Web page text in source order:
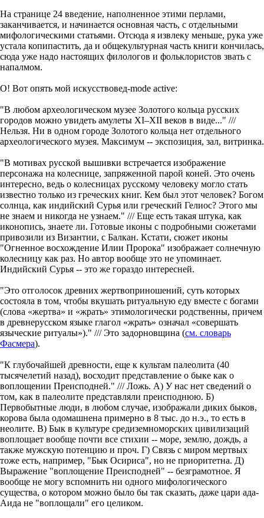
На странице 24 введение, наполненное этими перлами,
заканчивается, и начинается основная часть, с отдельными
мифологическими статьями. Отсюда я извлеку меньше, рука уже
устала копипастить, да и общекультурная часть книги кончилась,
сюда уже надо настоящих филологов и фольклористов звать с
напалмом.
О! Вот опять мой искусствовед-mode active:
"В любом археологическом музее Золотого кольца русских
городов можно увидеть амулеты XI–XII веков в виде..." ///
Нельзя. Ни в одном городе Золотого кольца нет отдельного
археологического музея. Максимум -- экспозиция, зал, витринка.
"В мотивах русской вышивки встречается изображение
персонажа на колеснице, запряженной парой коней. Это очень
интересно, ведь о колесницах русскому человеку могло стать
известно только из греческих книг. Кем был этот человек? Богом
солнца, как индийский Сурья или греческий Гелиос? Этого мы
не знаем и никогда не узнаем." /// Еще есть такая штука, как
иконопись, знаете ли. Готовые иконы с подробными сюжетами
привозили из Византии, с Балкан. Кстати, сюжет иконы
"Огненное восхождение Илии Пророка" изображает солнечную
колесницу как раз. Но автор вообще это не упоминает.
Индийский Сурья -- это же гораздо интересней.
"Это отголосок древних жертвоприношений, суть которых
состояла в том, чтобы вкушать ритуальную еду вместе с богами
(слова «жертва» и «жрать» этимологически родственны, причем
в древнерусском языке глагол «жрать» означал «совершать
языческие ритуалы»)." /// Это задорновщина (см. словарь
Фасмера).
"К глубочайшей древности, еще к культам палеолита (40
тысячелетий назад), восходит представление о быке как о
воплощении Преисподней." /// Ложь. А) У нас нет сведений о
том, как в палеолите представляли преисподнюю. Б)
Первобытные люди, в любом случае, изображали диких быков,
корова была одомашнена примерно в 8 тыс. до н.э., то есть в
неолите. В) Бык в культуре средиземноморских цивилизаций
воплощает вообще почти все стихии -- море, землю, дождь, а
также мужскую потенцию и проч. Г) Связь с миром мертвых
тоже есть, например, "Бык Осириса", но не приоритетна. Д)
Выражение "воплощение Преисподней" -- безграмотное. Я
вообще не могу вспомнить ни одного мифологического
существа, о котором можно было бы так сказать, даже цари ада-
Аида не "воплощали" его целиком.